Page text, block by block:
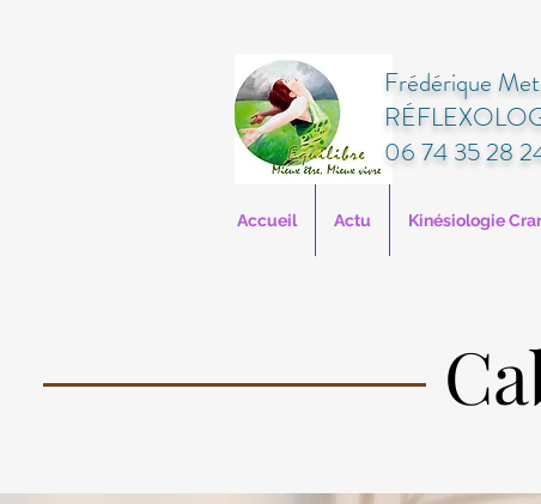
Frédérique
06 74 35 28
Accueil Actu Kinésiologie